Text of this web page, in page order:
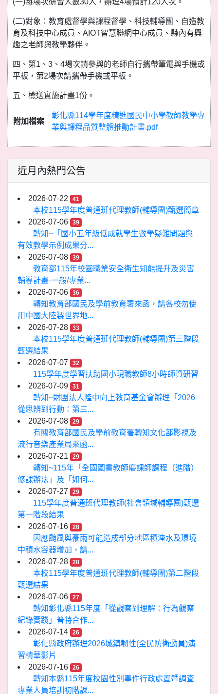
(一)每場次研習人數30人，辦理4場預計120人次。
(二)對象：教育處督學與課程督學、科技輔導團、自造教
育及科技中心成員、AIOT智慧聯網中心成員、縣內有興
趣之老師與教學夥伴。
四、第1、3、4場次請參與的老師自行攜帶筆電與手機或
平板，第2場次請攜帶手機或平板。
五、檢送實施計畫1份。
附加檔案
彰化縣114學年度精進國民中小學教師教學專
業與課程品質整體推動計畫.pdf
近月內熱門公告
2026-07-22 41
本校115學年度普通班代理教師(輔導團)甄選簡章
2026-07-06
39
轉知~「國小五年級低成就學生數學疑難問題與
有效教學示例成果分...
2026-07-08
39
教育部115年校園職業安全衛生知能提升及災害
輔導計畫-一般/專業...
2026-07-06
36
轉知教育部國民及學前教育署來函，請各校勿使
用中國大陸製世界地...
2026-07-28
33
本校115學年度普通班代理教師(輔導團)第三階段
甄選結果
2026-07-07
32
115學年度學習扶助國小現職教師8小時師資研習
2026-07-09
31
轉知~財團法人隆中向上教育基金會辦理「2026
從思辨到行動：第三...
2026-07-08
29
有關教育部國民及學前教育署轉知文化部影視及
流行音樂產業局來函...
2026-07-21
29
轉知~115年「全國圖書教師磨課師課程（進階）
修課辦法」及「如何...
2026-07-27
29
115學年度普通班代理教師(社會領域輔導團)甄選
第一階段結果
2026-07-16
28
因應颱風與豪雨可能造成部分地區積淹水及環境
中積水容器增加，請...
2026-07-28
28
本校115學年度普通班代理教師(輔導團)第二階段
甄選結果
2026-07-06
27
轉知彰化縣115年度「從觀察到理解：行為觀察
紀錄實踐」普特合作...
2026-07-14
26
彰化縣政府辦理2026城鎮韌性(全民防衛動員)演
習精華影片
2026-07-16
26
轉知本縣115年度校園性別事件行政處置暨調查
專業人員培訓初階課...